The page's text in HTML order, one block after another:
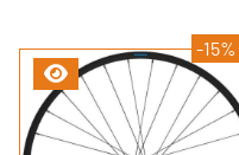
-15%